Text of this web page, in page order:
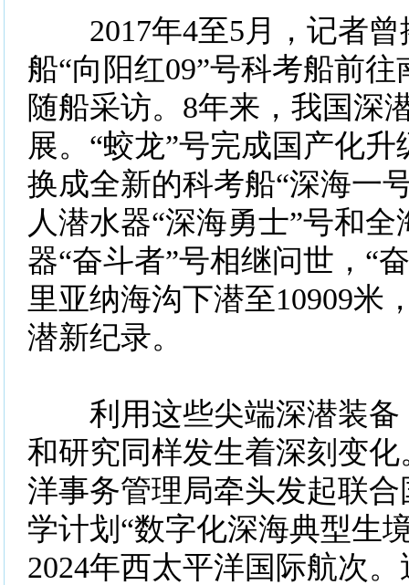
2017年4至5月，记者曾
船“向阳红09”号科考船前
随船采访。8年来，我国深
展。“蛟龙”号完成国产化
换成全新的科考船“深海一
人潜水器“深海勇士”号和
器“奋斗者”号相继问世，“
里亚纳海沟下潜至10909米
潜新纪录。
利用这些尖端深潜装备
和研究同样发生着深刻变化
洋事务管理局牵头发起联合
学计划“数字化深海典型生
2024年西太平洋国际航次